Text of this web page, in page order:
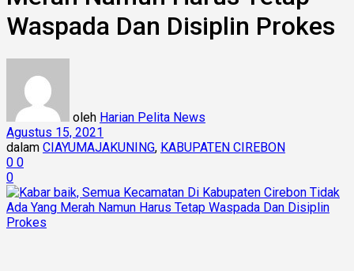
Waspada Dan Disiplin Prokes
oleh Harian Pelita News
Agustus 15, 2021
dalam CIAYUMAJAKUNING, KABUPATEN CIREBON
0 0
0